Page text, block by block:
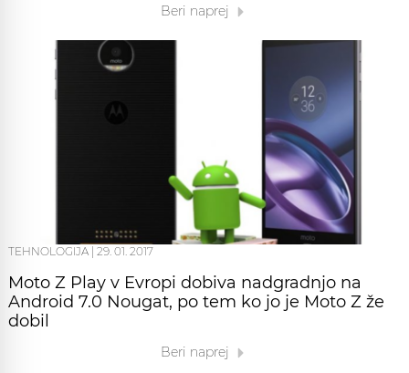
Beri naprej
TEHNOLOGIJA 29. 01. 2017
Moto Z Play v Evropi dobiva nadgradnjo na
Android 7.0 Nougat, po tem ko jo je Moto Z že
dobil
Beri naprej